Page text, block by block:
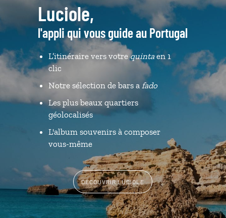
Luciole,
l'appli qui vous guide au Portugal
L’itinéraire vers votrequintaen 1
clic
Notre sélection de bars a fado
Les plus beaux quartiers
géolocalisés
L'album souvenirs à composer
vous-même
DÉCOUVRIR LUCIOLE